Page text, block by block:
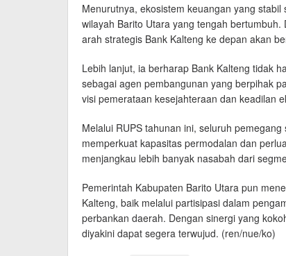
Menurutnya, ekosistem keuangan yang
wilayah Barito Utara yang tengah
arah strategis Bank Kalteng ke depan akan
Lebih lanjut, ia berharap Bank Kalteng tidak
sebagai agen pembangunan yang berpihak
visi pemerataan kesejahteraan dan keadilan
Melalui RUPS tahunan ini, seluruh
memperkuat kapasitas permodalan dan
menjangkau lebih banyak nasabah dari
Pemerintah Kabupaten Barito Utara pun
Kalteng, baik melalui partisipasi dalam
perbankan daerah. Dengan sinergi yang
diyakini dapat segera terwujud. (ren/nue/ko)